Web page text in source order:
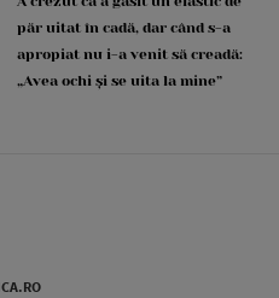
păr uitat în cadă, dar când s-a
apropiat nu i-a venit să creadă:
„Avea ochi și se uita la mine”